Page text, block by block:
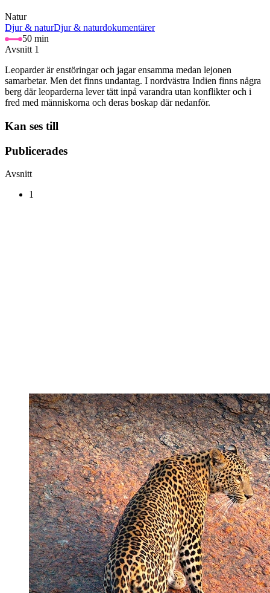
Natur
Djur & naturDjur & naturdokumentärer
50 min
Avsnitt 1
Leoparder är enstöringar och jagar ensamma medan lejonen
samarbetar. Men det finns undantag. I nordvästra Indien finns några
berg där leoparderna lever tätt inpå varandra utan konflikter och i
fred med människorna och deras boskap där nedanför.
Kan ses till
Publicerades
Avsnitt
1